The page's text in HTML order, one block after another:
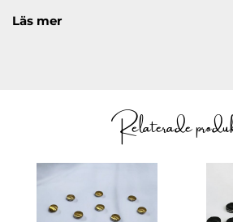
exponering för sol och UV-ljus.
Eftersom produkten innehåller UV-
ibland upplevas något blåtonade i
hos top coats med UV-filter.
Storlek: 15 ml
Härdningstid: 60 sek i Nail Systems
Läs mer
Relaterade